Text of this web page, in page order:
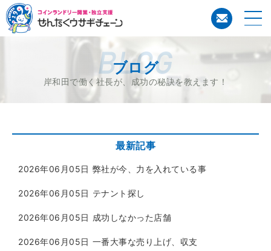
コイン
ブログ
岸和田で働く社長が、成功の秘訣を教えます！
最新記事
2026年06月05日 弊社が今、力を入れている事
2026年06月05日 テナント探し
2026年06月05日 成功しなかった店舗
2026年06月05日 一番大事な売り上げ、収支